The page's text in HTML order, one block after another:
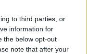
to third parties, or
information for
the below opt-out
note that after your
τις πύλες του σε όλους